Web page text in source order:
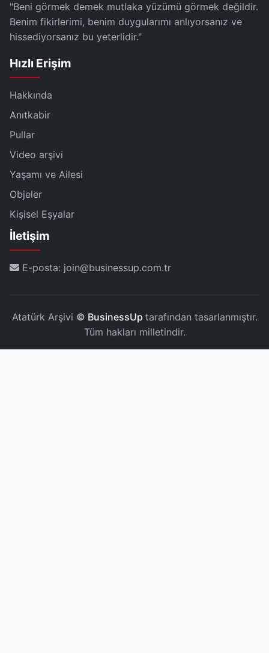
"Beni görmek demek mutlaka yüzümü görmek değildir.
Benim fikirlerimi, benim duygularımı anlıyorsanız ve
hissediyorsanız bu yeterlidir."
Hızlı Erişim
Hakkında
Anıtkabir
Pullar
Video arşivi
Yaşamı ve Ailesi
Objeler
Kişisel Eşyalar
İletişim
E-posta: join@businessup.com.tr
Atatürk Arşivi © BusinessUp tarafından tasarlanmıştır.
Tüm hakları milletindir.